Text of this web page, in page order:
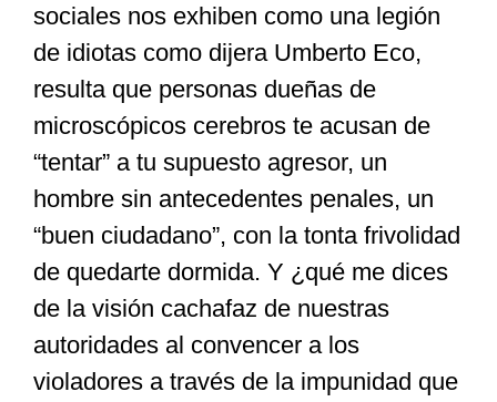
sociales nos exhiben como una legión
de idiotas como dijera Umberto Eco,
resulta que personas dueñas de
microscópicos cerebros te acusan de
“tentar” a tu supuesto agresor, un
hombre sin antecedentes penales, un
“buen ciudadano”, con la tonta frivolidad
de quedarte dormida. Y ¿qué me dices
de la visión cachafaz de nuestras
autoridades al convencer a los
violadores a través de la impunidad que